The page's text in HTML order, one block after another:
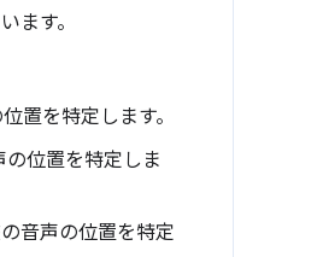
ます。
置を特定します。
位置を特定しま
音声の位置を特定